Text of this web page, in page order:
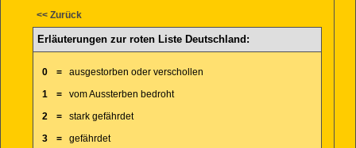
<< Zurück
Erläuterungen zur roten Liste Deutschland:
0 =
ausgestorben oder verschollen
1
=
vom Aussterben bedroht
2
=
stark gefährdet
3
=
gefährdet